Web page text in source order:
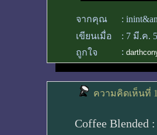
จากคุณ :
เขียนเมื่อ
: 7 มี.ค.
ถูกใจ
:
ความคิดเห็นที่
Coffee